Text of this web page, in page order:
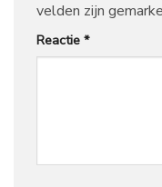
velden zijn
Reactie *